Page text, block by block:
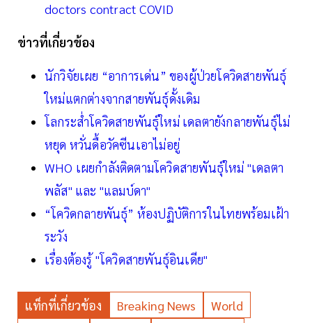
doctors contract COVID
ข่าวที่เกี่ยวข้อง
นักวิจัยเผย “อาการเด่น” ของผู้ป่วยโควิดสายพันธุ์
ใหม่แตกต่างจากสายพันธุ์ดั้งเดิม
โลกระส่ำโควิดสายพันธุ์ใหม่ เดลตายังกลายพันธุ์ไม่
หยุด หวั่นดื้อวัคซีนเอาไม่อยู่
WHO เผยกำลังติดตามโควิดสายพันธุ์ใหม่ "เดลตา
พลัส" และ "แลมบ์ดา"
“โควิดกลายพันธุ์” ห้องปฏิบัติการในไทยพร้อมเฝ้า
ระวัง
เรื่องต้องรู้ "โควิดสายพันธุ์อินเดีย"
แท็กที่เกี่ยวข้อง Breaking News
World